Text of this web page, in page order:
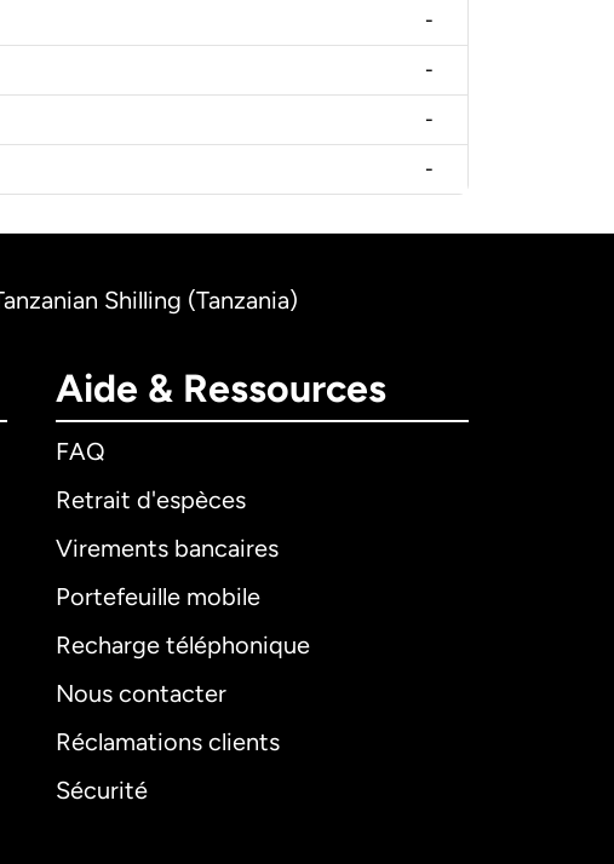
-
-
-
-
Shilling (Tanzania)
Aide & Ressources
FAQ
Retrait d'espèces
Virements bancaires
Portefeuille mobile
Recharge téléphonique
Nous contacter
Réclamations clients
Sécurité